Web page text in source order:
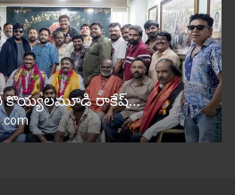
కొయ్యలమూడి రాకేష్‌…